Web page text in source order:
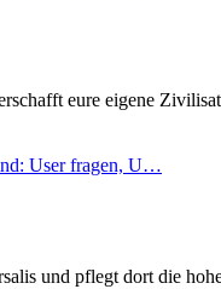
eure eigene
User fragen, U…
und pflegt dort die